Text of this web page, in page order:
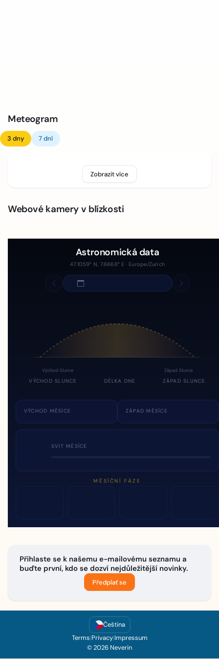
Meteogram
3 dny 7 dní
Zobrazit více
Webové kamery v blízkosti
Astronomická data
47.1059° N, 7.6668° E · Europe/Zurich
Východ Slunce Západ Slunce
VÝCHOD SLUNCE DÉLKA DNE ZÁPAD SLUNCE
VÝCHOD MĚSÍCE ZÁPAD MĚSÍCE
SVIT MĚSÍCE
MĚSÍČNÍ FÁZE
Přihlaste se k našemu e-mailovému seznamu a
buďte první, kdo se dozví nejdůležitější novinky.
Předplať se
Čeština
Terms|Privacy|Impressum
© 2026 Neverin